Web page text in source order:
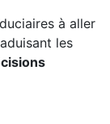
à aller
les